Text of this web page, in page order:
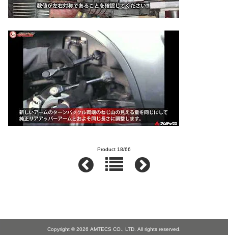
Product 18/66
Copyright © 2026 AMTECS CO., LTD. All rights reserved.